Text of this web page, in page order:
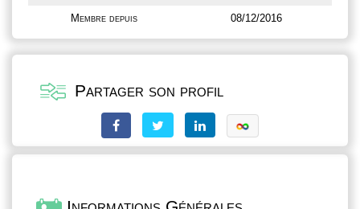
Membre depuis 08/12/2016
Partager son profil